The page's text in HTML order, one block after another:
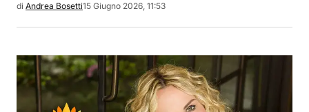
di Andrea Bosetti15 Giugno 2026, 11:53